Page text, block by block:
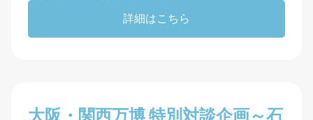
詳細はこちら
​大阪・関西万博 特別対談企画～石